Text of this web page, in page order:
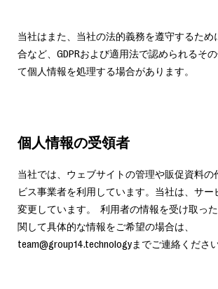
当社はまた、当社の法的義務を遵守するため
合など、GDPRおよび適用法で認められるそ
て個人情報を処理する場合があります。
個人情報の受領者
当社では、ウェブサイトの管理や販促資料の
ビス事業者を利用しています。当社は、サー
変更しています。 利用者の情報を受け取っ
関して具体的な情報をご希望の場合は、
team@group14.technologyまでご連絡ください